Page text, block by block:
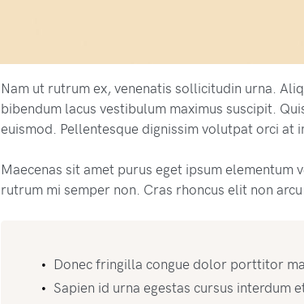
Nam ut rutrum ex, venenatis sollicitudin urna.
bibendum lacus vestibulum maximus suscipit.
euismod. Pellentesque dignissim volutpat orci at
Maecenas sit amet purus eget ipsum elementum
rutrum mi semper non. Cras rhoncus elit non
Donec fringilla congue dolor porttitor
Sapien id urna egestas cursus interdum